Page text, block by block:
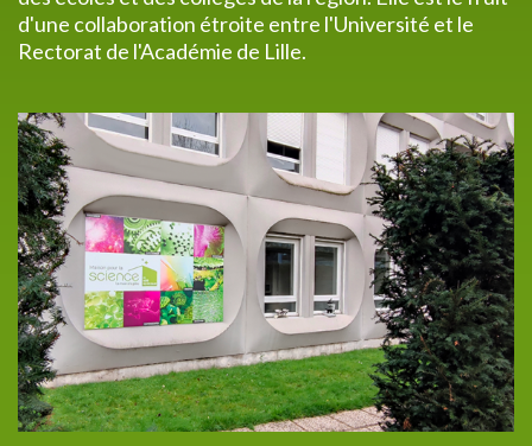
d'une collaboration étroite entre l'Université et le
Rectorat de l'Académie de Lille.